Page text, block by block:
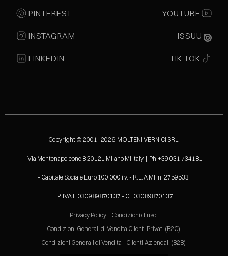
PINTEREST
INSTAGRAM
LINKEDIN
YOUTUBE
ISSUU
TIK TOK
Copyright © 2001 | 2026 MOLTENI VERNICI SRL
- Via Montenapoleone 8 20121 Milano MI Italy | Ph.+39 031 734181
- Capitale Sociale Euro 100.000 i.v. - R.E.A MI. n. 2759533
| P. IVA IT030989870137 - CF.03089870137
Privacy Policy
Condizioni d'uso
Condizioni Generali di Vendita Clienti Privati (B2C)
Condizioni Generali di Vendita - Clienti Aziendali (B2B)